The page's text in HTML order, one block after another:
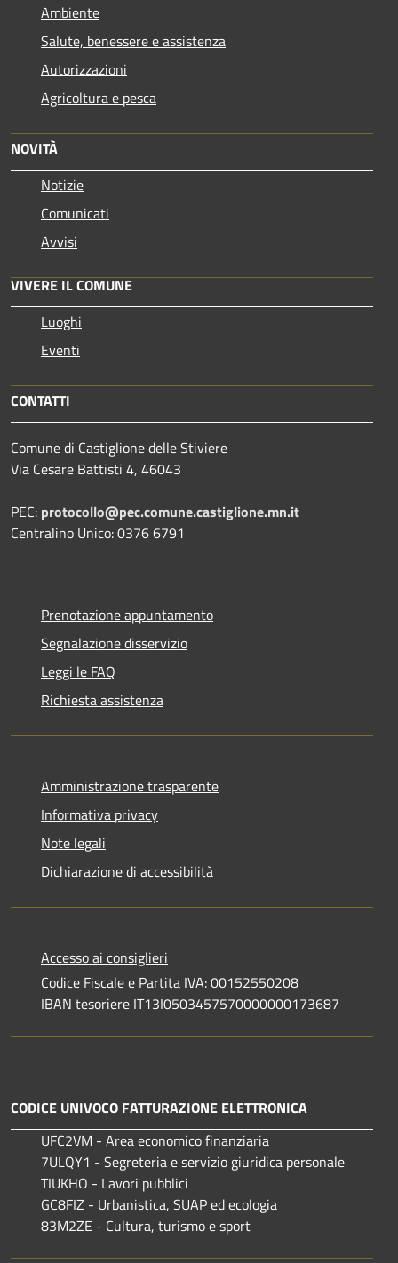
Ambiente
Salute, benessere e assistenza
Autorizzazioni
Agricoltura e pesca
NOVITÀ
Notizie
Comunicati
Avvisi
VIVERE IL COMUNE
Luoghi
Eventi
CONTATTI
Comune di Castiglione delle Stiviere
Via Cesare Battisti 4, 46043
PEC: protocollo@pec.comune.castiglione.mn.it
Centralino Unico: 0376 6791
Prenotazione appuntamento
Segnalazione disservizio
Leggi le FAQ
Richiesta assistenza
Amministrazione trasparente
Informativa privacy
Note legali
Dichiarazione di accessibilità
Accesso ai consiglieri
Codice Fiscale e Partita IVA: 00152550208
IBAN tesoriere IT13I0503457570000000173687
CODICE UNIVOCO FATTURAZIONE ELETTRONICA
UFC2VM - Area economico finanziaria
7ULQY1 - Segreteria e servizio giuridica personale
TIUKHO - Lavori pubblici
GC8FIZ - Urbanistica, SUAP ed ecologia
83M2ZE - Cultura, turismo e sport